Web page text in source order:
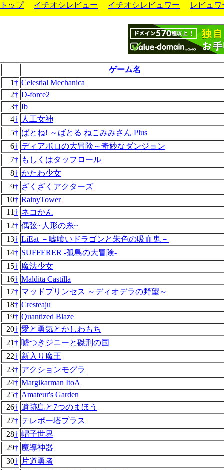
トップ イチオシレビュー イチオシレビュワー レビュワ
ゲーム名
1† Celestial Mechanica
2† D-force2
3† Ib
4† 人工女神
5† ばとね! ～ばとる ねこみみさん Plus
6† ディアボロの大冒険～奇妙なダンジョン
7† もしくはタッフロール
8† かたわ少女
9† ざくざくアクターズ
10† RainyTower
11† ネコかん
12† 偶弦~人形の糸~
13† LiEat －嘘喰いドラゴンと朱色の吸血鬼－
14† SUFFERER -孤島の大冒険-
15† 魔法少女
16† Maldita Castilla
17† マッドプリンセス ～ディオデラの野望～
18† Cresteaju
19† Quantized Blaze
20† 愛と勇気とかしわもち
21† 嘘つきジニーと磔刑の国
22† 新入り魔王
23† アクションモグラ
24† Margikarman ItoA
25† Amateur's Garden
26† 遺跡島と7つのまほう
27† テレポー塔プラス
28† 帽子世界
29† 魔導神器
30† 片道勇者